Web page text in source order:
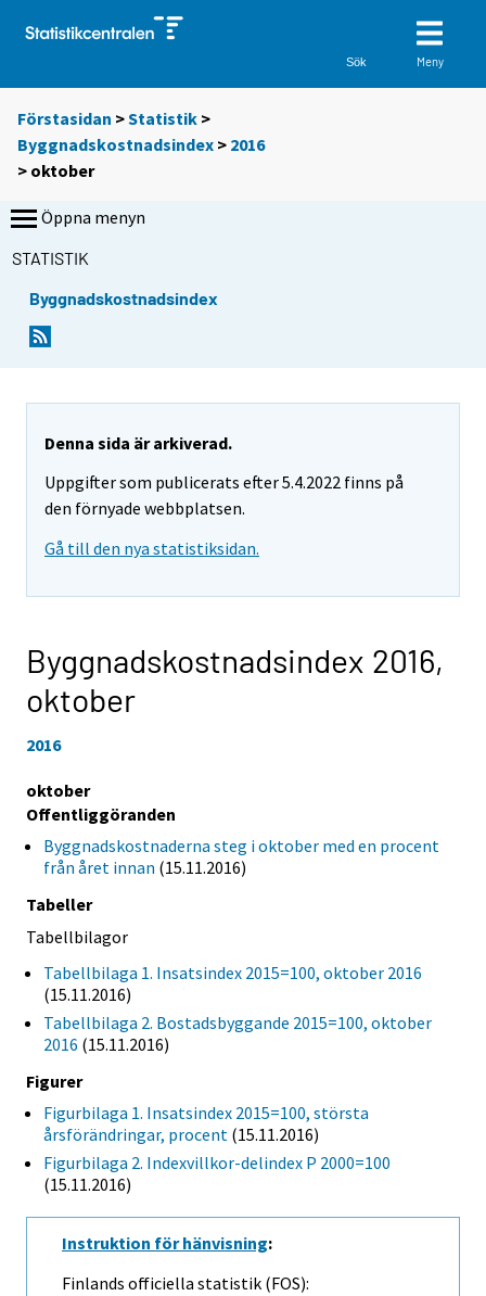
Sök Meny
Förstasidan >Statistik >
Byggnadskostnadsindex > 2016
> oktober
Öppna menyn
STATISTIK
Byggnadskostnadsindex
Denna sida är arkiverad.
Uppgifter som publicerats efter 5.4.2022 finns på
den förnyade webbplatsen.
Gå till den nya statistiksidan.
Byggnadskostnadsindex 2016,
oktober
2016
oktober
Offentliggöranden
Byggnadskostnaderna steg i oktober med en procent
från året innan (15.11.2016)
Tabeller
Tabellbilagor
Tabellbilaga 1. Insatsindex 2015=100, oktober 2016
(15.11.2016)
Tabellbilaga 2. Bostadsbyggande 2015=100, oktober
2016 (15.11.2016)
Figurer
Figurbilaga 1. Insatsindex 2015=100, största
årsförändringar, procent (15.11.2016)
Figurbilaga 2. Indexvillkor-delindex P 2000=100
(15.11.2016)
Instruktion för hänvisning:
Finlands officiella statistik (FOS):